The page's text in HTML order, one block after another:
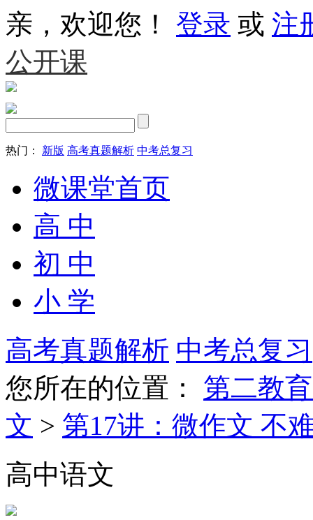
亲，欢迎您！ 登录 或 注
公开课
热门： 新版 高考真题解析 中考总复习
微课堂首页
高 中
初 中
小 学
高考真题解析 中考总复习
您所在的位置： 第二教
文 > 第17讲：微作文 不
高中语文